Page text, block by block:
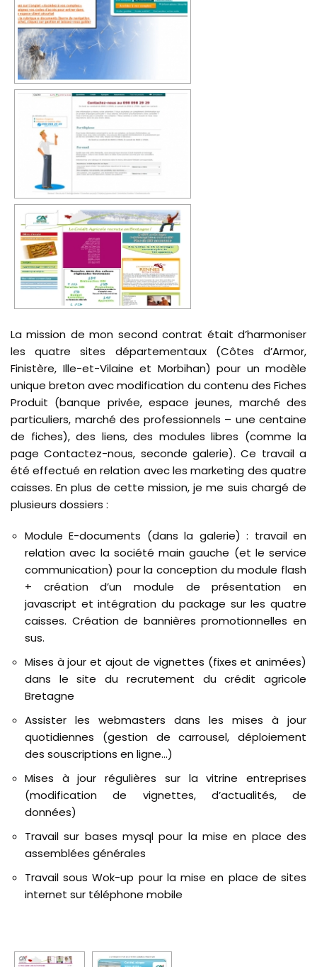
La mission de mon second contrat était d’harmoniser
les quatre sites départementaux (Côtes d’Armor,
Finistère, Ille-et-Vilaine et Morbihan) pour un modèle
unique breton avec modification du contenu des Fiches
Produit (banque privée, espace jeunes, marché des
particuliers, marché des professionnels – une centaine
de fiches), des liens, des modules libres (comme la
page Contactez-nous, seconde galerie). Ce travail a
été effectué en relation avec les marketing des quatre
caisses. En plus de cette mission, je me suis chargé de
plusieurs dossiers :
Module E-documents (dans la galerie) : travail en
relation avec la société main gauche (et le service
communication) pour la conception du module flash
+ création d’un module de présentation en
javascript et intégration du package sur les quatre
caisses. Création de bannières promotionnelles en
sus.
Mises à jour et ajout de vignettes (fixes et animées)
dans le site du recrutement du crédit agricole
Bretagne
Assister les webmasters dans les mises à jour
quotidiennes (gestion de carrousel, déploiement
des souscriptions en ligne…)
Mises à jour régulières sur la vitrine entreprises
(modification de vignettes, d’actualités, de
données)
Travail sur bases mysql pour la mise en place des
assemblées générales
Travail sous Wok-up pour la mise en place de sites
internet sur téléphone mobile